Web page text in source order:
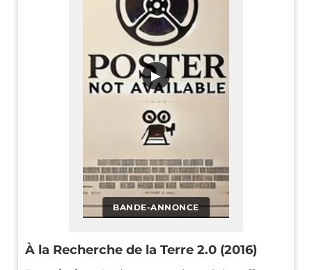
BANDE-ANNONCE
▶
À la Recherche de la Terre 2.0 (2016)